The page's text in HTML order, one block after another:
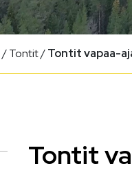
/Tontit/Tontit vapaa-
Tontit